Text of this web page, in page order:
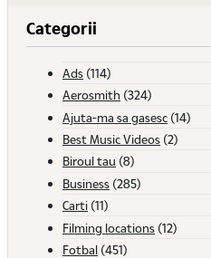
Categorii
Ads (114)
Aerosmith (324)
Ajuta-ma sa gasesc (14)
Best Music Videos (2)
Biroul tau (8)
Business (285)
Carti (11)
Filming locations (12)
Fotbal (451)